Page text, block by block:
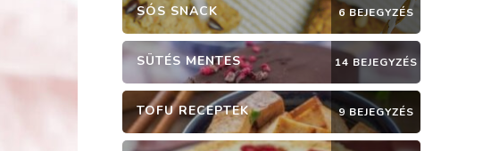
SÓS SNACK 6 BEJEGYZÉS
SÜTÉS MENTES 14 BEJEGYZÉS
TOFU RECEPTEK 9 BEJEGYZÉS